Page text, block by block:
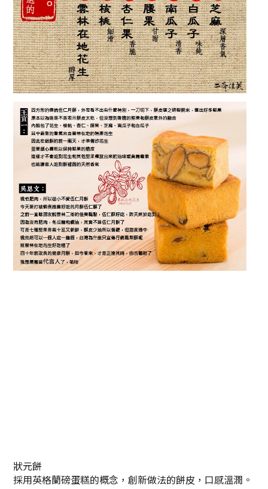
狀元餅
採用英格蘭磅蛋糕的概念，創新做法的餅皮，口感溫潤。